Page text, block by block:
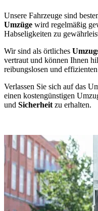
Unsere Fahrzeuge sind
Umzüge wird regelmäßig
Habseligkeiten zu
Wir sind als örtliches
vertraut und können Ihnen
reibungslosen und
Verlassen Sie sich auf das
einen kostengünstigen
und Sicherheit zu erhalten.